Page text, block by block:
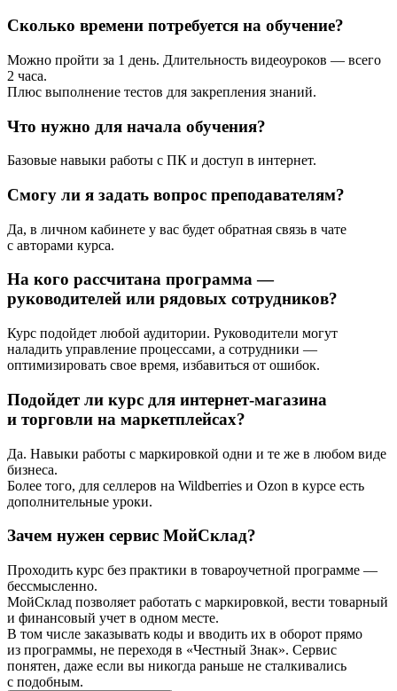
Сколько времени потребуется на обучение?
Можно пройти за 1 день. Длительность видеоуроков — всего
2 часа.
Плюс выполнение тестов для закрепления знаний.
Что нужно для начала обучения?
Базовые навыки работы с ПК и доступ в интернет.
Смогу ли я задать вопрос преподавателям?
Да, в личном кабинете у вас будет обратная связь в чате
с авторами курса.
На кого рассчитана программа —
руководителей или рядовых сотрудников?
Курс подойдет любой аудитории. Руководители могут
наладить управление процессами, а сотрудники —
оптимизировать свое время, избавиться от ошибок.
Подойдет ли курс для интернет-магазина
и торговли на маркетплейсах?
Да. Навыки работы с маркировкой одни и те же в любом виде
бизнеса.
Более того, для селлеров на Wildberries и Ozon в курсе есть
дополнительные уроки.
Зачем нужен сервис МойСклад?
Проходить курс без практики в товароучетной программе —
бессмысленно.
МойСклад позволяет работать с маркировкой, вести товарный
и финансовый учет в одном месте.
В том числе заказывать коды и вводить их в оборот прямо
из программы, не переходя в «Честный Знак». Сервис
понятен, даже если вы никогда раньше не сталкивались
с подобным.